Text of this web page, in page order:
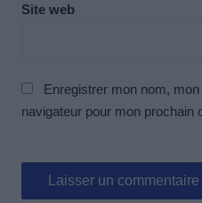
Site web
Enregistrer mon nom,
navigateur pour mon prochain